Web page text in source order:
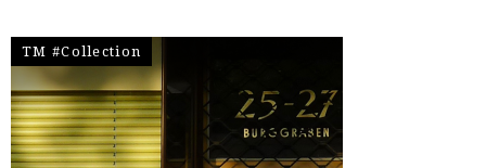
TM #Collection